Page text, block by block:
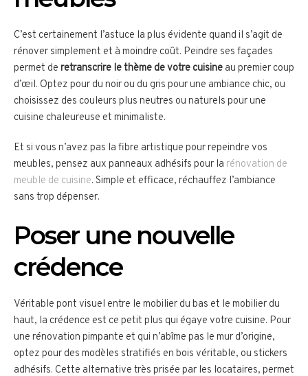
C’est certainement l’astuce la plus évidente quand il s’agit de
rénover simplement et à moindre coût. Peindre ses façades
permet de retranscrire le thème de votre cuisine au premier coup
d’œil. Optez pour du noir ou du gris pour une ambiance chic, ou
choisissez des couleurs plus neutres ou naturels pour une
cuisine chaleureuse et minimaliste.
Et si vous n’avez pas la fibre artistique pour repeindre vos
meubles, pensez aux panneaux adhésifs pour la rénovation de
meuble de cuisine. Simple et efficace, réchauffez l’ambiance
sans trop dépenser.
Poser une nouvelle
crédence
Véritable pont visuel entre le mobilier du bas et le mobilier du
haut, la crédence est ce petit plus qui égaye votre cuisine. Pour
une rénovation pimpante et qui n’abîme pas le mur d’origine,
optez pour des modèles stratifiés en bois véritable, ou stickers
adhésifs. Cette alternative très prisée par les locataires, permet